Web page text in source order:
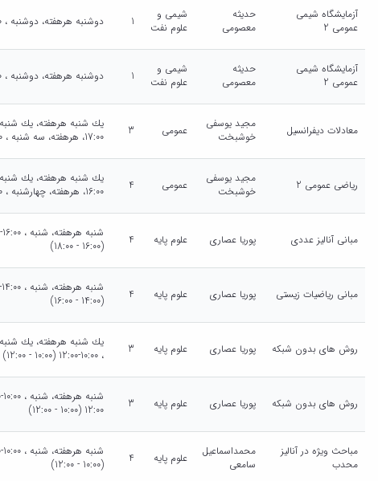
آزمایشگاه شیمی
عمومی 2
حدیثه
معصومی
شیمی و
علوم نفت
1 دوشنبه هرهفته، دوشنبه ، 14:00-16:00 (14:00 - 16:00)
آزمایشگاه شیمی
عمومی 2
حدیثه
معصومی
شیمی و
علوم نفت
1 دوشنبه هرهفته، دوشنبه ، 10:00-12:00 (10:00 - 12:00)
معادلات دیفرانسیل
مجید یوسفی
خوشبخت
عمومی 3
17:00، هرهفته، سه شنبه ، 17:00-18:00 (16:00 - 18:00)
ریاضی عمومی 2
مجید یوسفی
خوشبخت
عمومی 4
16:00، هرهفته، چهارشنبه ، 14:00-16:00 (14:00 - 16:00)
مبانی آنالیز عددی پوریا عصاری علوم پایه 4
(16:00 - 18:00)
مبانی ریاضیات زیستی پوریا عصاری علوم پایه 4
(14:00 - 16:00)
روش های بدون شبکه پوریا عصاری علوم پایه 3
، 10:00-12:00 (10:00 - 12:00)
روش های بدون شبکه پوریا عصاری علوم پایه 3
12:00 (10:00 - 12:00)
مباحث ویژه در آنالیز
محدب
محمداسماعیل
سامعی
علوم پایه 4
(10:00 - 12:00)